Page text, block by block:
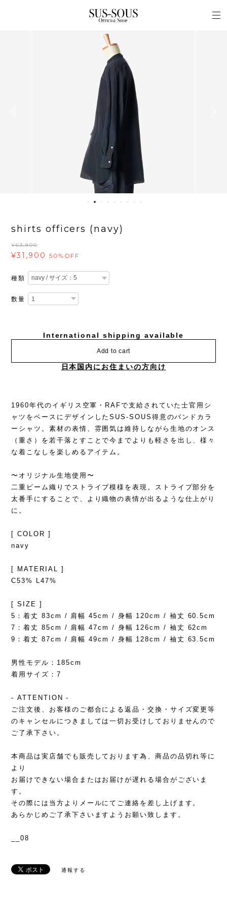
shirts officers (navy)
¥63,800
¥31,900 50%OFF
種類
数量
International shipping available
Add to cart
日本国内にお住まいの方向け
1960年代のイギリス空軍・RAFで支給されていた士官用シ
ャツをベースにデザインしたSUS-SOUS得意のバンドカラ
ーシャツ。素材の表情、雰囲気は維持しながら生地のオンス
（重さ）を若干落とすことで今までよりも軽さを出し、様々
な着こなしを楽しめるアイテム。
〜オリジナル生地使用〜
二重ビーム織りでストライプ模様を表現。ストライプ部分を
太番手にすることで、より織物の表情が出るような仕上がり
に。
[ COLOR ]
navy
[ MATERIAL ]
C53% L47%
[ SIZE ]
5：着丈 83cm / 肩幅 45cm / 身幅 120cm / 袖丈 60.5cm
7：着丈 85cm / 肩幅 47cm / 身幅 126cm / 袖丈 62cm
9：着丈 87cm / 肩幅 49cm / 身幅 128cm / 袖丈 63.5cm
男性モデル：185cm
着用サイズ：7
- ATTENTION -
ご注文後、お客様のご都合による返品・交換・サイズ変更等
のキャンセルにつきましては一切お受けしておりませんので
ご了承下さい。
本商品は実店舗でも販売しております為、商品の品切れ等に
より
お届けできない場合またはお届けが遅れる場合がございま
す。
その際には当方よりメールにてご連絡を差し上げます。
あらかじめご了承下さいますようお願い致します。
__08
通報する